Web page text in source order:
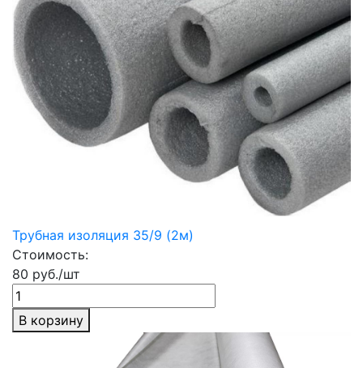
Трубная изоляция 35/9 (2м)
Стоимость:
80 руб./шт
В корзину